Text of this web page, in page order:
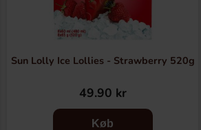
Sun Lolly Ice Lollies - Strawberry 520g
49.90 kr
Køb